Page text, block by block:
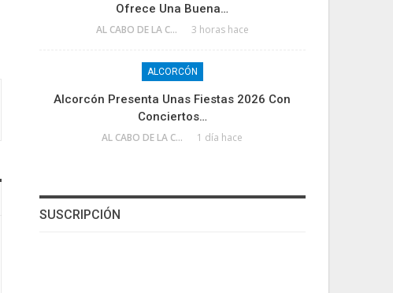
Ofrece Una Buena…
AL CABO DE LA CALLE 3 horas hace
ALCORCÓN
Alcorcón Presenta Unas Fiestas 2026 Con
Conciertos…
AL CABO DE LA CALLE 1 día hace
SUSCRIPCIÓN